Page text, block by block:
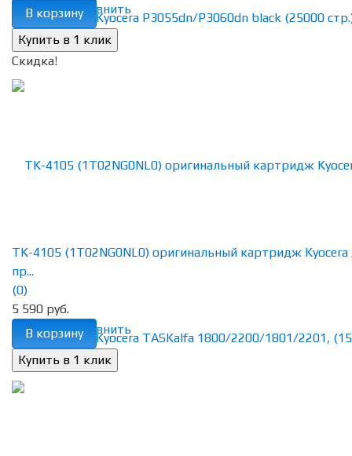
избранное сравнить
В корзину
Скидка!
избранное сравнить
TK-4105 (1T02NG0NL0) оригинальный картридж Kyocera
пр...
(0)
5 590 руб.
В корзину